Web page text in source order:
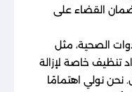
القضاء على
الصحية، مثل
تنظيف خاصة لإزالة
نحن نولي اهتمامًا